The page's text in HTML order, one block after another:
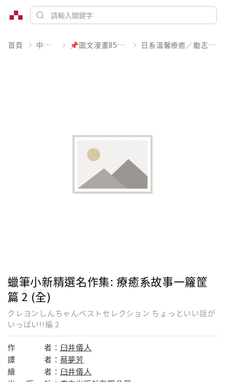
首頁 中文書 📌圖文漫畫85折起 日系溫馨療癒／勵志搞笑
蠟筆小新精選名作集: 療癒系故事一籮筐
篇 2 (全)
クレヨンしんちゃんベストセレクション ちょっといい話が
いっぱい!!編 2
作 者： 臼井儀人
譯
者： 蔡夢芳
繪
者： 臼井儀人